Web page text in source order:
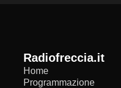
radiofreccia.it
Home
Programmazione